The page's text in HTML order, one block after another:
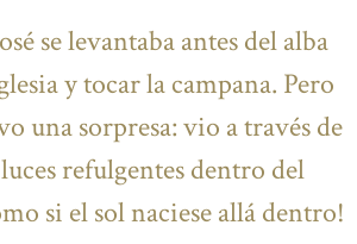
se levantaba antes del alba
y tocar la campana. Pero
una sorpresa: vio a través de
refulgentes dentro del
si el sol naciese allá dentro!